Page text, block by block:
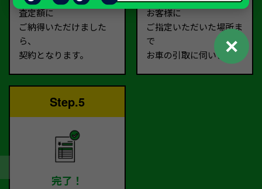
査定額に
ご納得いただけました
ら、
契約となります。
お客様に
ご指定いただいた場所ま
で
お車の引取に伺います。
Step.5
完了！
✕